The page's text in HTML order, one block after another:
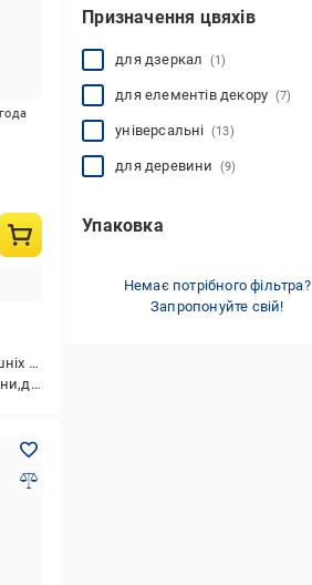
бежевий(8)
коричневий(1)
Призначення цвяхів
для дзеркал (1)
для елементів декору (7)
універсальні (13)
для деревини (9)
Упаковка
флакон(2)
Немає потрібного фільтра?
Запропонуйте свій!